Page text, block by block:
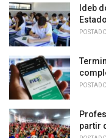
i
e
s
:
Ideb
partir